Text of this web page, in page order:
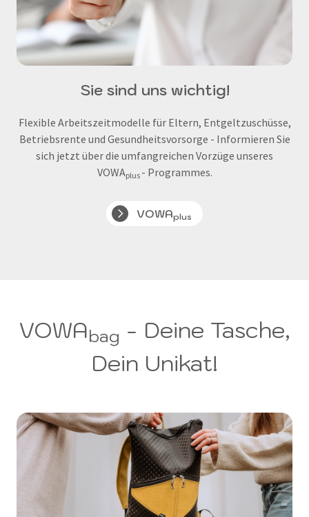
Sie sind uns wichtig!
Flexible Arbeitszeitmodelle für Eltern, Entgeltzuschüsse,
Betriebsrente und Gesundheitsvorsorge - Informieren Sie
sich jetzt über die umfangreichen Vorzüge unseres
VOWAplus - Programmes.
VOWAplus
VOWAbag - Deine Tasche,
Dein Unikat!